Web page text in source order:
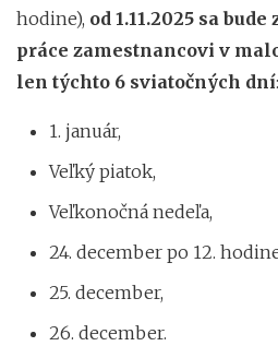
hodine), od 1.11.2025 sa
práce zamestnancovi v
len týchto 6 sviatočných dní:
1. január,
Veľký piatok,
Veľkonočná nedeľa,
24. december po 12.
25. december,
26. december.